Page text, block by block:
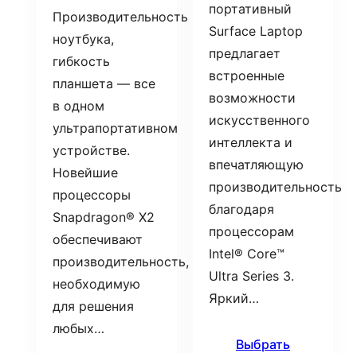
Производительность
ноутбука,
гибкость
планшета — все
в одном
ультрапортативном
устройстве.
Новейшие
процессоры
Snapdragon® X2
обеспечивают
производительность,
необходимую
для решения
любых…
портативный
Surface Laptop
предлагает
встроенные
возможности
искусственного
интеллекта и
впечатляющую
производительность
благодаря
процессорам
Intel® Core™
Ultra Series 3.
Яркий…
Выбрать